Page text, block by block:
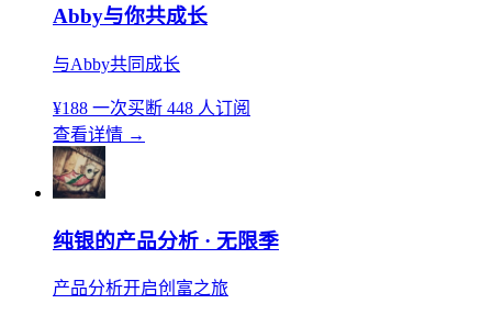
Abby与你共成长
与Abby共同成长
¥188 一次买断 448 人订阅
查看详情 →
纯银的产品分析 · 无限季
产品分析开启创富之旅